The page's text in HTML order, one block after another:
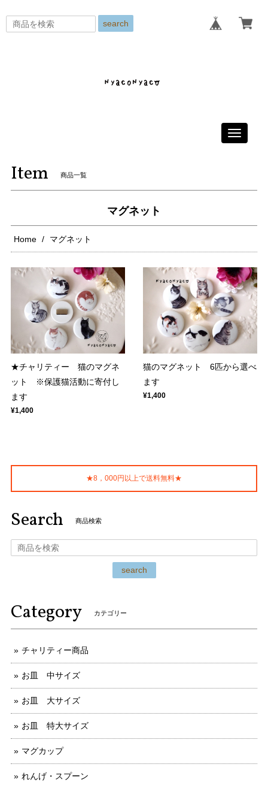
search
Toggle
Item 商品一覧
マグネット
Home マグネット
★チャリティー 猫のマグネ
ット ※保護猫活動に寄付し
ます
¥1,400
猫のマグネット 6匹から選べ
ます
¥1,400
★8，000円以上で送料無料★
Search 商品検索
search
Category カテゴリー
チャリティー商品
お皿 中サイズ
お皿 大サイズ
お皿 特大サイズ
マグカップ
れんげ・スプーン